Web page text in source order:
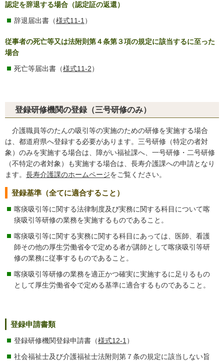
認定を辞退する場合（認定証の返還）
辞退届出書（様式11-1 ）
従事者の死亡等又は法附則第４条第３項の規定に該当するに至った
場合
死亡等届出書（様式11-2）
登録研修機関の登録（三号研修のみ）
介護職員等のたんの吸引等の実施のための研修を実施する場合
は、都道府県へ登録する必要があります。三号研修（特定の者対
象）のみを実施する場合は、障がい福祉課へ、一号研修・二号研修
（不特定の者対象）も実施する場合は、長寿介護課への申請となり
ます。 長寿介護課のホームページをご覧ください。
登録基準（全てに適合すること）
喀痰吸引等に関する法律制度及び実務に関する科目について喀
痰吸引等研修の業務を実施するものであること。
喀痰吸引等に関する実務に関する科目にあっては、医師、看護
師その他の厚生労働省令で定める者が講師として喀痰吸引等研
修の業務に従事するものであること。
喀痰吸引等研修の業務を適正かつ確実に実施するに足りるもの
として厚生労働省令で定める基準に適合するものであること。
登録申請書類
登録研修機関登録申請書（様式12-1 ）
社会福祉士及び介護福祉士法附則第７条の規定に該当しない旨